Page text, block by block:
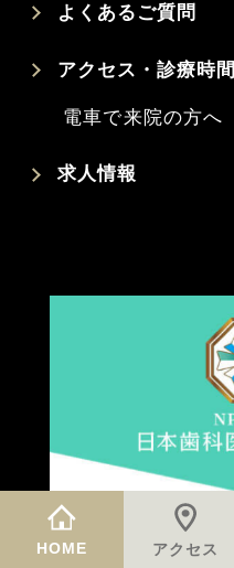
HOME アクセス
よくあるご質問
アクセス・診療時間
電車で来院の方へ
求人情報